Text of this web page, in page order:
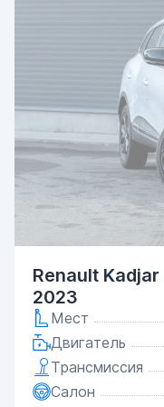
Renault
2023
Мест
Двигатель
Трансмиссия
Салон